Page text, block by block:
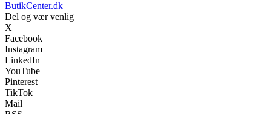
ButikCenter.dk
Del og vær venlig
X
Facebook
Instagram
LinkedIn
YouTube
Pinterest
TikTok
Mail